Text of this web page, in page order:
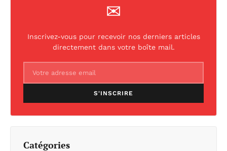
✉
Inscrivez-vous pour recevoir nos derniers articles
directement dans votre boîte mail.
S'INSCRIRE
Catégories